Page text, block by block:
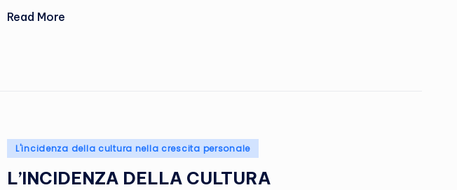
Read More
Posted
L'incidenza della cultura nella crescita personale
L’INCIDENZA DELLA CULTURA